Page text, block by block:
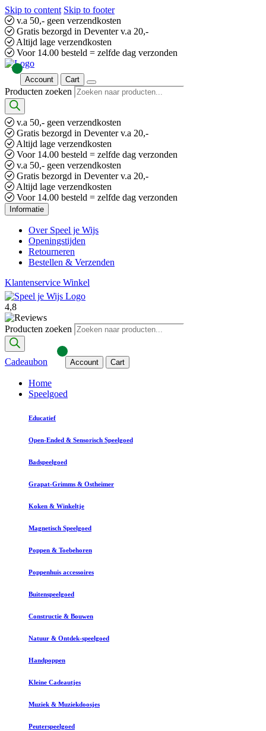
Skip to content Skip to footer
v.a 50,- geen verzendkosten
Gratis bezorgd in Deventer v.a 20,-
Altijd lage verzendkosten
Voor 14.00 besteld = zelfde dag verzonden
Account Cart
Producten zoeken
v.a 50,- geen verzendkosten
Gratis bezorgd in Deventer v.a 20,-
Altijd lage verzendkosten
Voor 14.00 besteld = zelfde dag verzonden
v.a 50,- geen verzendkosten
Gratis bezorgd in Deventer v.a 20,-
Altijd lage verzendkosten
Voor 14.00 besteld = zelfde dag verzonden
Informatie
Over Speel je Wijs
Openingstijden
Retourneren
Bestellen & Verzenden
Klantenservice Winkel
4,8
Producten zoeken
Cadeaubon Account Cart
Home
Speelgoed
Educatief
Open-Ended & Sensorisch Speelgoed
Badspeelgoed
Grapat-Grimms & Ostheimer
Koken & Winkeltje
Magnetisch Speelgoed
Poppen & Toebehoren
Poppenhuis accessoires
Buitenspeelgoed
Constructie & Bouwen
Natuur & Ontdek-speelgoed
Handpoppen
Kleine Cadeautjes
Muziek & Muziekdoosjes
Peuterspeelgoed